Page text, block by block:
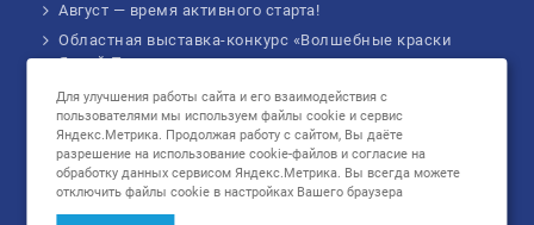
Август — время активного старта!
Областная выставка-конкурс «Волшебные краски
Ясной Поляны»
Театрализованное экологическое занятие «Сказ о
Твердыше»
Финал IV Всероссийского Детского экологического
форума
Музыкальное бинго!
Для улучшения работы сайта и его взаимодействия с
пользователями мы используем файлы cookie и сервис
Яндекс.Метрика. Продолжая работу с сайтом, Вы даёте
разрешение на использование cookie-файлов и согласие на
обработку данных сервисом Яндекс.Метрика. Вы всегда можете
отключить файлы cookie в настройках Вашего браузера